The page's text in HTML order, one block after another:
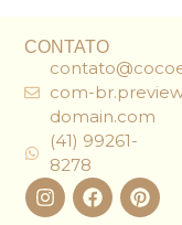
CONTATO
com-
domain.com
(41) 99261-
8278